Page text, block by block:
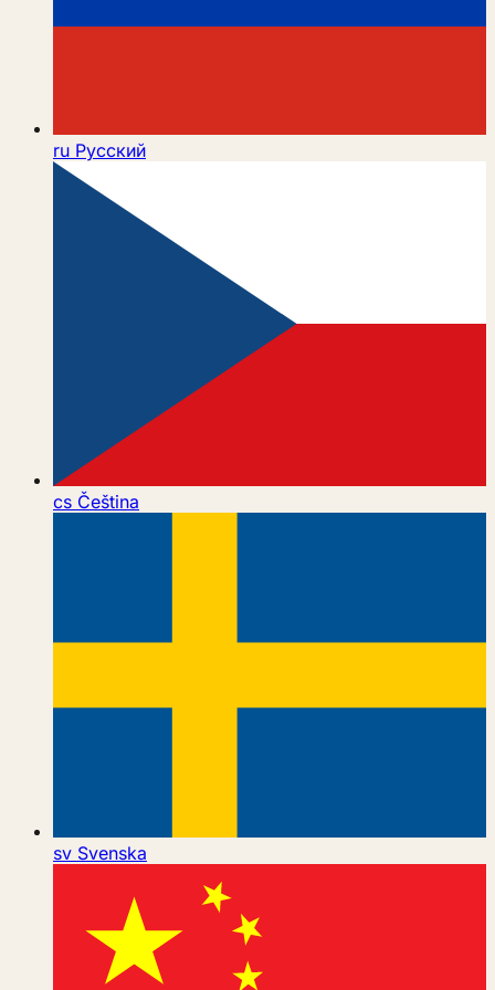
ru Русский
cs Čeština
sv Svenska